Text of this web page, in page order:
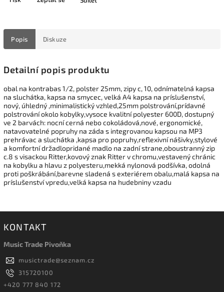
Popis Diskuze
Detailní popis produktu
obal na kontrabas 1/2, polster 25mm, zipy c, 10, odnímatelná kapsa
na sluchátka, kapsa na smycec, velká A4 kapsa na príslušenství,
nový, úhledný ,minimalistický vzhled,25mm polstrování,prídavné
polstrování okolo kobylky,vysoce kvalitní polyester 600D, dostupný
ve 2 barvách: nocní cerná nebo cokoládová,nové, ergonomické,
natavovatelné popruhy na záda s integrovanou kapsou na MP3
prehrávac a sluchátka ,kapsa pro popruhy,reflexivní nášivky,stylové
a komfortní držadlopridané madlo na zadní strane,oboustranný zip
c.8 s visackou Ritter,kovový znak Ritter v chromu,vestavený chránic
na kobylku a hlavu z polyesteru,mekká nylonová podšívka, odolná
proti poškrábání,barevne sladená s exteriérem obalu,malá kapsa na
príslušenství vpredu,velká kapsa na hudebniny vzadu
KONTAKT
Music Trade Pivoňka
musictrade@seznam.cz
315720100
+420 777 840 172